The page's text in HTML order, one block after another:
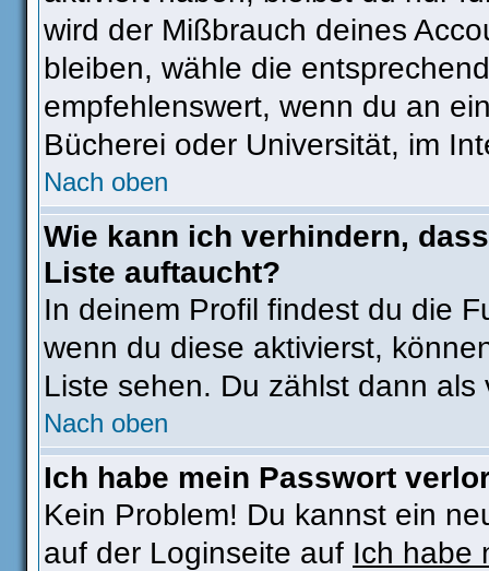
wird der Mißbrauch deines
bleiben, wähle die
empfehlenswert, wenn du an
Bücherei oder Universität, im
Nach oben
Wie kann ich verhindern,
Liste auftaucht?
In deinem Profil findest du die
wenn du diese aktivierst,
Liste sehen. Du zählst dann als
Nach oben
Ich habe mein Passwort
Kein Problem! Du kannst ein
auf der Loginseite auf Ich habe